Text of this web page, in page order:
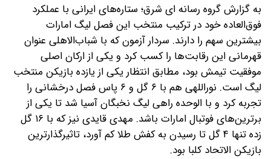
به گزارش گروه رسانه ای شرق؛ ستاره‌های ایرانی با عملکرد
فوق‌العاده خود در ترکیب منتخب این فصل لیگ امارات
بیشترین سهم را دارند. سردار آزمون که با شباب‌الاهلی عنوان
قهرمانی این رقابت‌ها را کسب کرد و یکی از ارکان اصلی
موفقیت تیمش بود، مطابق انتظار یکی از یازده بازیکن منتخب
لیگ است. نوراللهی هم با ۶ گل و ۶ پاس فصل درخشانی را
تجربه کرد و با الوحده راهی لیگ نخبگان آسیا شد تا یکی از
برترین‌های فوتبال امارات باشد. مهدی قایدی نیز که با ۱۶ گل
زده تنها ۴ گل تا رسیدن به کفش طلا کم آورد، تاثیرگذارترین
بازیکن الاتحاد کلبا بود.